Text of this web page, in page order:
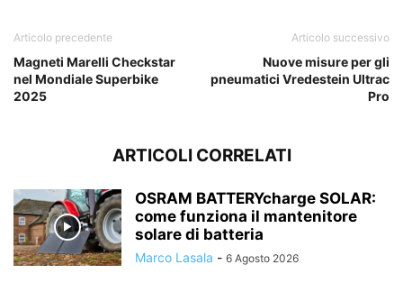
Articolo precedente
Magneti Marelli Checkstar
nel Mondiale Superbike
2025
Articolo successivo
Nuove misure per gli
pneumatici Vredestein Ultrac
Pro
ARTICOLI CORRELATI
OSRAM BATTERYcharge SOLAR:
come funziona il mantenitore
solare di batteria
Marco Lasala - 6 Agosto 2026